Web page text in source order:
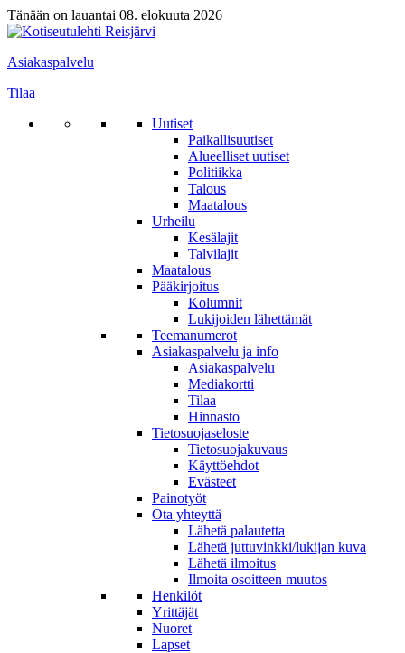
Tänään on lauantai 08. elokuuta 2026
Asiakaspalvelu
Tilaa
Uutiset
Paikallisuutiset
Alueelliset uutiset
Politiikka
Talous
Maatalous
Urheilu
Kesälajit
Talvilajit
Maatalous
Pääkirjoitus
Kolumnit
Lukijoiden lähettämät
Teemanumerot
Asiakaspalvelu ja info
Asiakaspalvelu
Mediakortti
Tilaa
Hinnasto
Tietosuojaseloste
Tietosuojakuvaus
Käyttöehdot
Evästeet
Painotyöt
Ota yhteyttä
Lähetä palautetta
Lähetä juttuvinkki/lukijan kuva
Lähetä ilmoitus
Ilmoita osoitteen muutos
Henkilöt
Yrittäjät
Nuoret
Lapset